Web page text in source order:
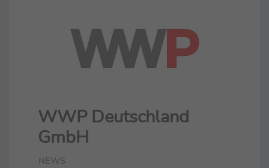
WWP Deutschland
GmbH
NEWS